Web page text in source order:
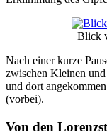
Blick
Nach einer kurze
zwischen Kleinen
und dort
(vorbei).
Von den